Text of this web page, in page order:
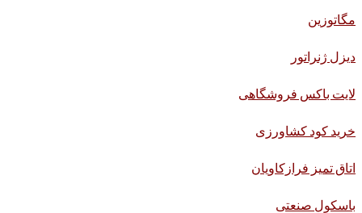
مگاتوزین
دیزل ژنراتور
لایت باکس فروشگاهی
خرید کود کشاورزی
اتاق تمیز فرازکاویان
باسکول صنعتی